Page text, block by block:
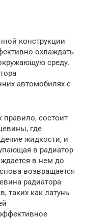
конструкции
охлаждать
среду.
автомобилях с
правило, состоит
где
жидкости, и
в радиатор
в нем до
возвращается
радиатора
таких как латунь